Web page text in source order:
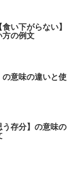
い下がらない】
方の例文
の意味の違いと使
う存分】の意味の